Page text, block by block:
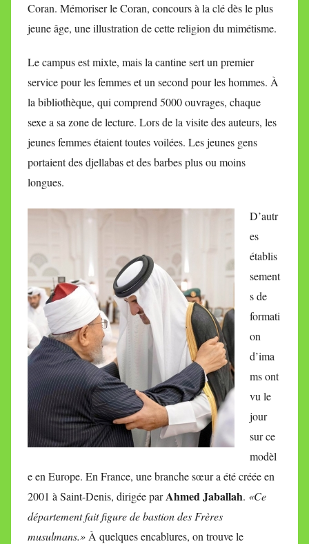
Coran. Mémoriser le Coran, concours à la clé dès le plus
jeune âge, une illustration de cette religion du mimétisme.
Le campus est mixte, mais la cantine sert un premier
service pour les femmes et un second pour les hommes. À
la bibliothèque, qui comprend 5000 ouvrages, chaque
sexe a sa zone de lecture. Lors de la visite des auteurs, les
jeunes femmes étaient toutes voilées. Les jeunes gens
portaient des djellabas et des barbes plus ou moins
longues.
D’autr
es
établis
sement
s de
formati
on
d’ima
ms ont
vu le
jour
sur ce
modèl
e en Europe. En France, une branche sœur a été créée en
2001 à Saint-Denis, dirigée parAhmed Jaballah. «Ce
département fait figure de bastion des Frères
musulmans.» À quelques encablures, on trouve le